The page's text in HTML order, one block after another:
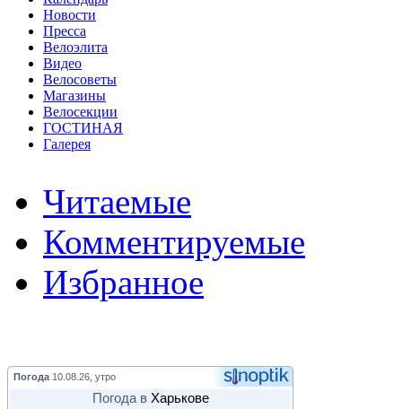
Новости
Пресса
Велоэлита
Видео
Велосоветы
Магазины
Велосекции
ГОСТИНАЯ
Галерея
Читаемые
Комментируемые
Избранное
Погода 10.08.26, утро
Погода в Харькове